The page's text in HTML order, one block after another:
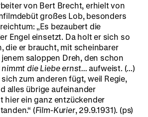
von Bert Brecht, erhielt von
großes Lob, besonders
„Es bezaubert die
Engel einsetzt. Da holt er sich so
die er braucht, mit scheinbarer
saloppen Dreh, den schon
nimmt die Liebe ernst...aufweist. (...)
zum anderen fügt, weil Regie,
alles übrige aufeinander
hier ein ganz entzückender
(Film-Kurier, 29.9.1931). (ps)